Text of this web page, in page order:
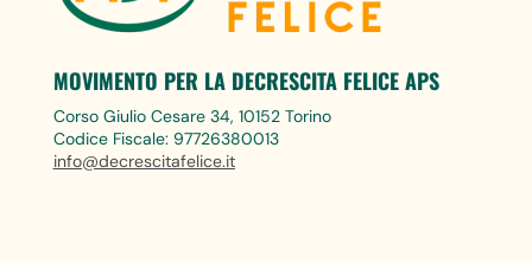
MOVIMENTO PER LA DECRESCITA FELICE APS
Corso Giulio Cesare 34, 10152 Torino
Codice Fiscale: 97726380013
info@decrescitafelice.it